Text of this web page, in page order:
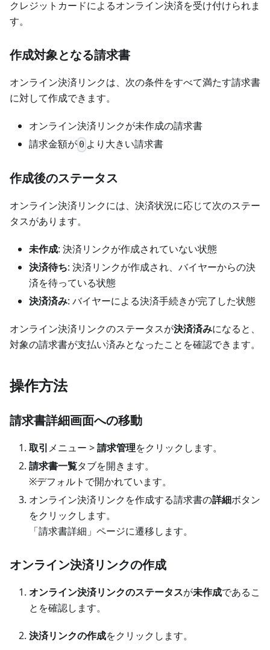
クレジットカードによるオンライン決済を受け付けられま
す。
作成対象となる請求書
オンライン決済リンクは、次の条件をすべて満たす請求書
に対して作成できます。
オンライン決済リンクが未作成の請求書
請求金額が 0 より大きい請求書
作成後のステータス
オンライン決済リンクには、決済状況に応じて次のステー
タスがあります。
未作成: 決済リンクが作成されていない状態
決済待ち: 決済リンクが作成され、バイヤーからの決
済を待っている状態
決済済み: バイヤーによる決済手続きが完了した状態
オンライン決済リンクのステータスが決済済みになると、
対象の請求書が支払い済みとなったことを確認できます。
操作方法
請求書詳細画面への移動
取引メニュー >請求管理をクリックします。
請求書一覧タブを開きます。
※デフォルトで開かれています。
オンライン決済リンクを作成する請求書の詳細ボタン
をクリックします。
「請求書詳細」ページに遷移します。
オンライン決済リンクの作成
オンライン決済リンクのステータスが未作成であるこ
とを確認します。
決済リンクの作成をクリックします。